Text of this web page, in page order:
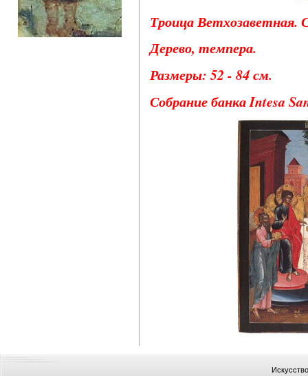
Троица Ветхозаветная.
Дерево, темпера.
Размеры: 52 - 84 см.
Собрание банка Intesa